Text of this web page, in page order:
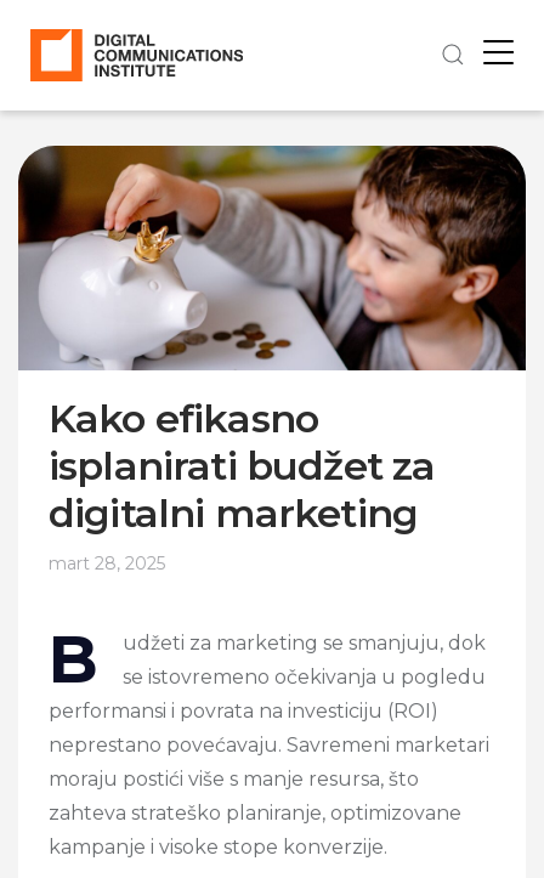
Kako efikasno
isplanirati budžet za
digitalni marketing
mart 28, 2025
B
udžeti za marketing se smanjuju, dok
se istovremeno očekivanja u pogledu
performansi i povrata na investiciju (ROI)
neprestano povećavaju. Savremeni marketari
moraju postići više s manje resursa, što
zahteva strateško planiranje, optimizovane
kampanje i visoke stope konverzije.